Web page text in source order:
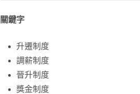
關鍵字
升遷制度
調薪制度
晉升制度
獎金制度